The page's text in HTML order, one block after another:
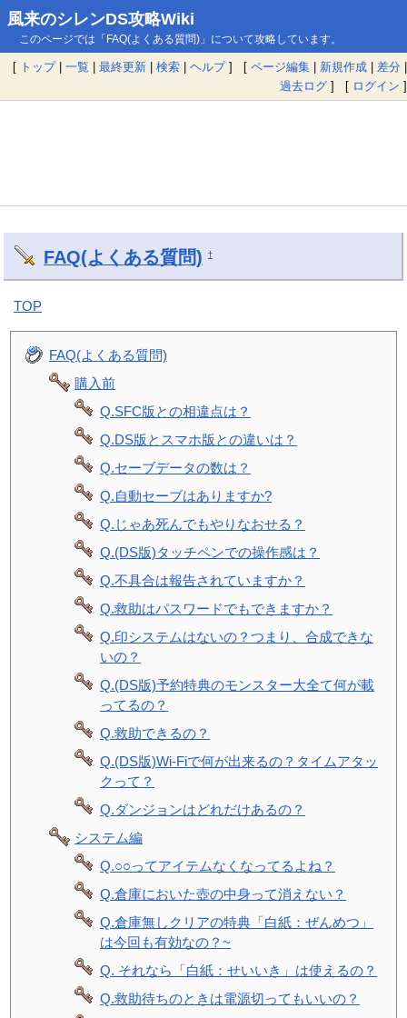
風来のシレンDS攻略Wiki
このページでは「FAQ(よくある質問)」について攻略しています。
[ トップ| 一覧 | 最終更新 | 検索 | ヘルプ] [ ページ編集 | 新規作成 | 差分 |
過去ログ ] [ ログイン ]
FAQ(よくある質問) †
TOP
FAQ(よくある質問)
購入前
Q.SFC版との相違点は？
Q.DS版とスマホ版との違いは？
Q.セーブデータの数は？
Q.自動セーブはありますか?
Q.じゃあ死んでもやりなおせる？
Q.(DS版)タッチペンでの操作感は？
Q.不具合は報告されていますか？
Q.救助はパスワードでもできますか？
Q.印システムはないの？つまり、合成できな
いの？
Q.(DS版)予約特典のモンスター大全て何が載
ってるの？
Q.救助できるの？
Q.(DS版)Wi-Fiで何が出来るの？タイムアタッ
クって？
Q.ダンジョンはどれだけあるの？
システム編
Q.○○ってアイテムなくなってるよね？
Q.倉庫においた壺の中身って消えない？
Q.倉庫無しクリアの特典「白紙：ぜんめつ」
は今回も有効なの？~
Q. それなら「白紙：せいいき」は使えるの？
Q.救助待ちのときは電源切ってもいいの？